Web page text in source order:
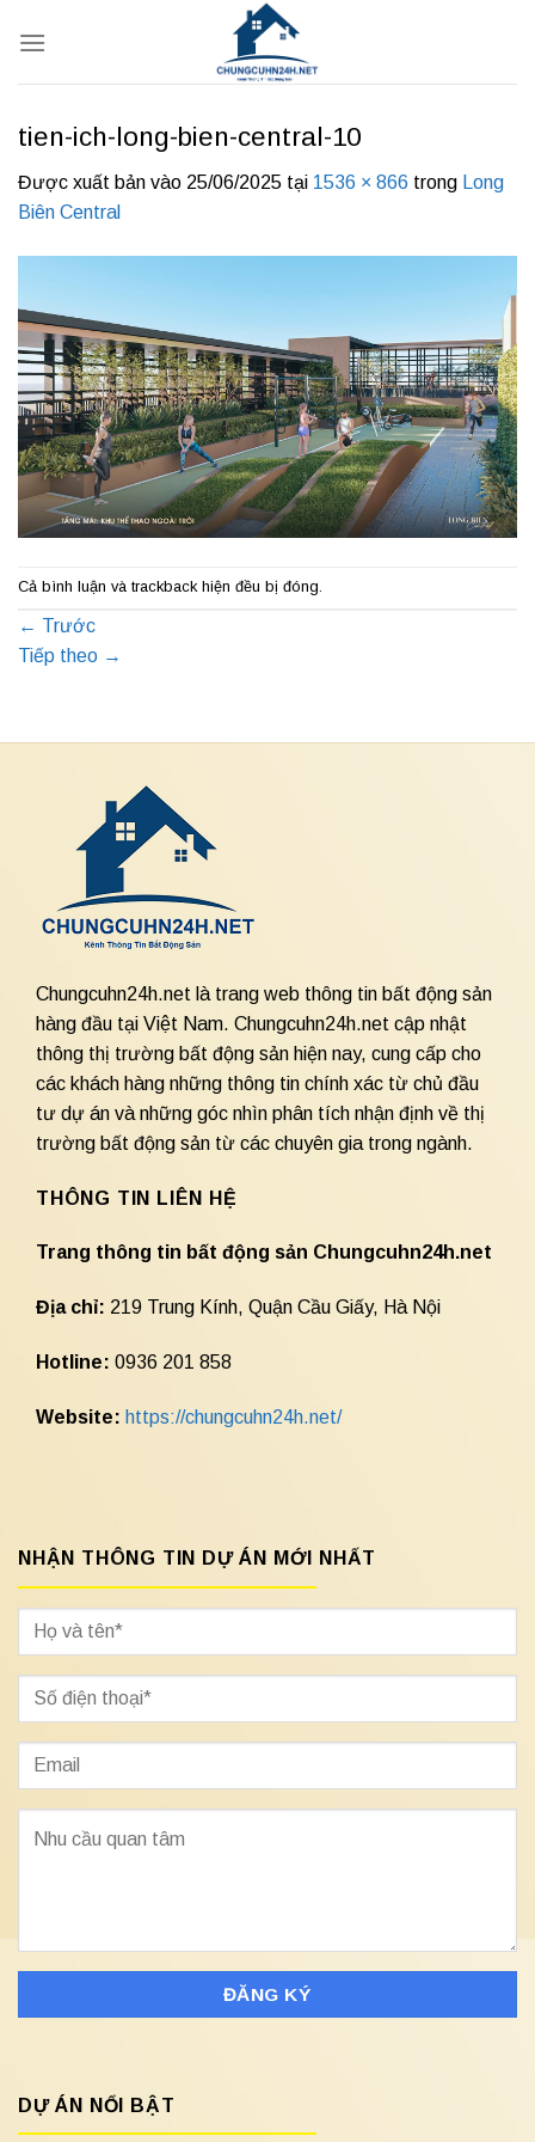
qua
tien-ich-long-bien-central-10
Được xuất bản vào 25/06/2025 tại 1536 × 866 trong
Long
Biên Central
Cả bình luận và trackback hiện đều bị đóng.
← Trước
Tiếp theo →
Chungcuhn24h.net là trang web thông tin bất động sản
hàng đầu tại Việt Nam. Chungcuhn24h.net cập nhật
thông thị trường bất động sản hiện nay, cung cấp cho
các khách hàng những thông tin chính xác từ chủ đầu
tư dự án và những góc nhìn phân tích nhận định về thị
trường bất động sản từ các chuyên gia trong ngành.
THÔNG TIN LIÊN HỆ
Trang thông tin bất động sản Chungcuhn24h.net
Địa chỉ: 219 Trung Kính, Quận Cầu Giấy, Hà Nội
Hotline: 0936 201 858
Website: https://chungcuhn24h.net/
NHẬN THÔNG TIN DỰ ÁN MỚI NHẤT
DỰ ÁN NỔI BẬT